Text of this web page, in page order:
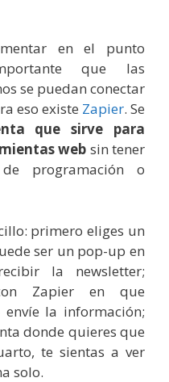
en el punto
que las
se puedan conectar
eso existe Zapier. Se
que sirve para
web sin tener
de programación o
primero eliges un
ser un pop-up en
la newsletter;
Zapier en que
la información;
donde quieres que
te sientas a ver
solo.